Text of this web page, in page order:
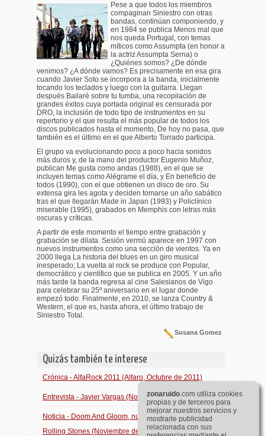
Pese a que todos los miembros
compaginan Siniestro con otras
bandas, continúan componiendo, y
en 1984 se publica Menos mal que
nos queda Portugal , con temas
míticos comoAssumpta (en honor a
la actriz Assumpta Serna) o
¿Quiénes somos? ¿De dónde
venimos? ¿A dónde vamos? Es precisamente en esa gira
cuando Javier Soto se incorpora a la banda, inicialmente
tocando los teclados y luego con la guitarra. Llegan
después Bailaré sobre tu tumba , una recopilación de
grandes éxitos cuya portada original es censurada por
DRO, la inclusión de todo tipo de instrumentos en su
repertorio y el que resulta el más popular de todos los
discos publicados hasta el momento, De hoy no pasa , que
también es el último en el que Alberto Torrado participa.
El grupo va evolucionando poco a poco hacia sonidos
más duros y, de la mano del productor Eugenio Muñoz,
publican Me gusta como andas (1988), en el que se
incluyen temas comoAlégrame el día , y En beneficio de
todos (1990), con el que obtienen un disco de oro. Su
extensa gira les agota y deciden tomarse un año sabático
tras el que llegarán Made in Japan (1993) y Policlínico
miserable (1995), grabados en Memphis con letras más
oscuras y críticas.
A partir de este momento el tiempo entre grabación y
grabación se dilata. Sesión vermú aparece en 1997 con
nuevos instrumentos como una sección de vientos. Ya en
2000 llega La historia del blues en un giro musical
inesperado; La vuelta al rock se produce con Popular,
democrático y científico que se publica en 2005. Y un año
más tarde la banda regresa al cine Salesianos de Vigo
para celebrar su 25º aniversario en el lugar donde
empezó todo. Finalmente, en 2010, se lanza Country &
Western , el que es, hasta ahora, el último trabajo de
Siniestro Total.
Susana Gomez
Quizás también te interese
Crónica - AlfaRock 2011 (Alfaro, Octubre de 2011)
Entrevista - Javier Vargas (Noviembre de 2011)
Noticia - Doom And Gloom, nuevo vÃ­deo de The
Rolling Stones (Noviembre de 2012)
zonaruido.com utiliza cookies
propias y de terceros para
mejorar nuestros servicios y
mostrarle publicidad
relacionada con sus